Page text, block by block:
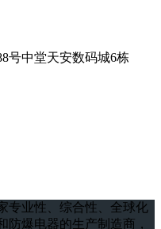
号中堂天安数码城6栋
专业性、综合性、全球化
防爆电器的生产制造商，